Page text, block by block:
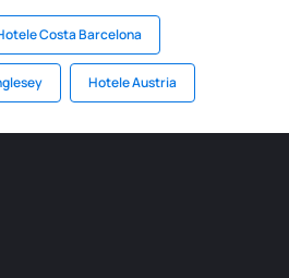
Costa Barcelona
Hotele Austria